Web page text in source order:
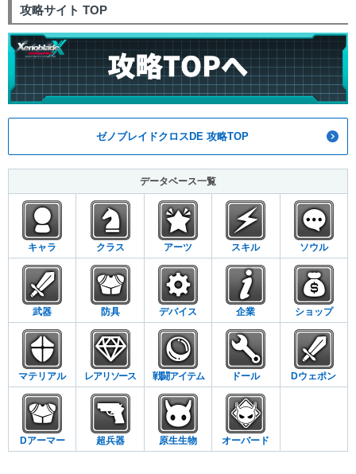
攻略サイト TOP
ゼノブレイドクロスDE 攻略TOP
データベース一覧
キャラ クラス アーツ スキル ソウル
武器 防具 デバイス 企業 ショップ
マテリアル レアリソース 戦闘アイテム ドール Dウェポン
Dアーマー 超兵器 原生生物 オーバード